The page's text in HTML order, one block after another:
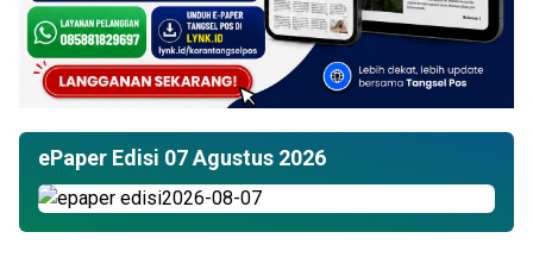
ePaper Edisi 07 Agustus 2026